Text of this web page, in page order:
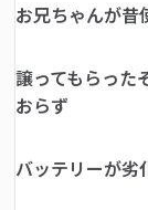
お兄ちゃんが
譲ってもらった
おらず
バッテリーが劣